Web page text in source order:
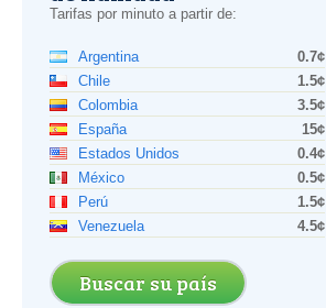
Tarifas por minuto a partir de:
Argentina
0.7¢
Chile
1.5¢
Colombia
3.5¢
España
15¢
Estados Unidos
0.4¢
México
0.5¢
Perú
1.5¢
Venezuela
4.5¢
Buscar su país